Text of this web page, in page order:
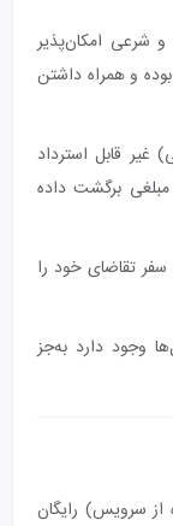
و شرعی امکان‌پذیر
و همراه داشتن
غیر قابل استرداد
برگشت داده
تقاضای خود را
وجود دارد به‌جز
از سرویس) رایگان